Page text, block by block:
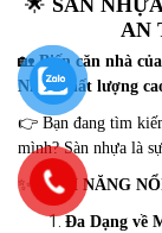
🌟 SÀN
AN
🏡Biến căn nhà
Nhựa chất lượng
👉 Bạn đang tìm
mình? Sàn nhựa là
✨ TÍNH NĂNG
Đa Dạng về